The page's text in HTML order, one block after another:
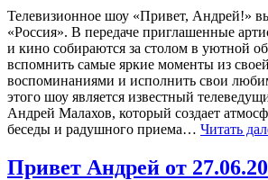
Телевизионное шоу «Привет, Андрей!»
«Россия». В передаче приглашенные
и кино собираются за столом в уютной
вспомнить самые яркие моменты из
воспоминаниями и исполнить свои
этого шоу является известный
Андрей Малахов, который создает
беседы и радушного приема… Читать
Привет Андрей от